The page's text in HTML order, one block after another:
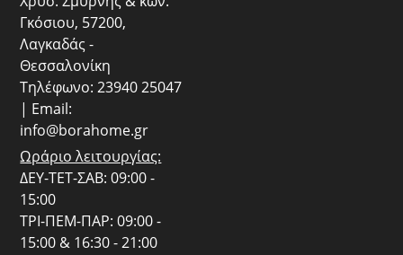
Γκόσιου, 57200,
Λαγκαδάς -
Θεσσαλονίκη
Τηλέφωνο: 23940 25047
| Email:
info@borahome.gr
Ωράριο λειτουργίας:
ΔΕΥ-ΤΕΤ-ΣΑΒ: 09:00 -
15:00
ΤΡΙ-ΠΕΜ-ΠΑΡ: 09:00 -
15:00 & 16:30 - 21:00